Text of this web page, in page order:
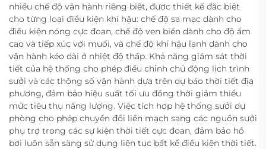
nhiều chế độ vận hành riêng biệt, được thiết kế đặc biệt
cho từng loại điều kiện khí hậu: chế độ sa mạc dành cho
điều kiện nóng cực đoan, chế độ ven biển dành cho độ ẩm
cao và tiếp xúc với muối, và chế độ khí hậu lạnh dành cho
vận hành kéo dài ở nhiệt độ thấp. Khả năng giám sát thời
tiết của hệ thống cho phép điều chỉnh chủ động lịch trình
sưởi và các thông số vận hành dựa trên dự báo thời tiết địa
phương, đảm bảo hiệu suất tối ưu đồng thời giảm thiểu
mức tiêu thụ năng lượng. Việc tích hợp hệ thống sưởi dự
phòng cho phép chuyển đổi liền mạch sang các nguồn sưởi
phụ trợ trong các sự kiện thời tiết cực đoan, đảm bảo hồ
bơi luôn sẵn sàng sử dụng liên tục bất kể điều kiện thời tiết.